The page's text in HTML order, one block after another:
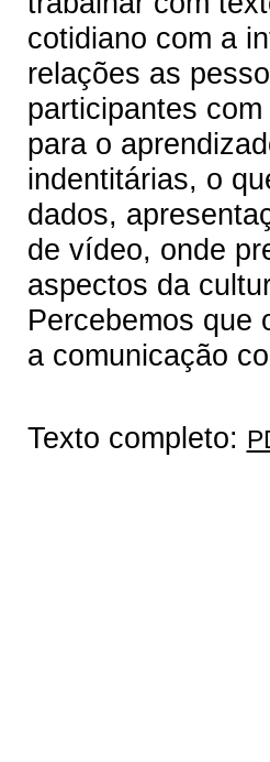
cotidiano com a
relações as
participantes
para o
indentitárias, o
dados,
de vídeo, onde
aspectos da
Percebemos que
a comunicação
Texto completo: